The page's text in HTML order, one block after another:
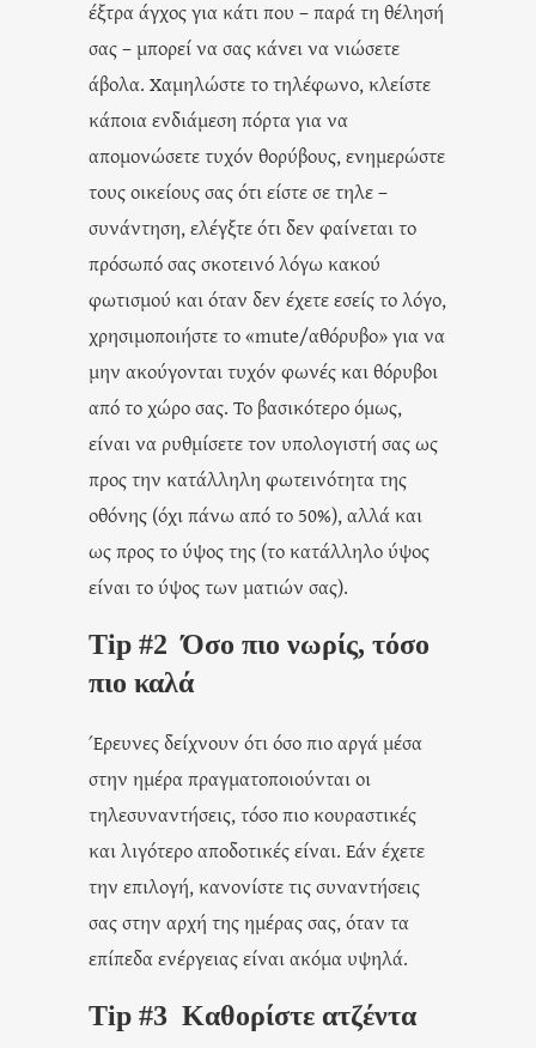
έξτρα άγχος για κάτι που – παρά τη θέλησή
σας – μπορεί να σας κάνει να νιώσετε
άβολα. Χαμηλώστε το τηλέφωνο, κλείστε
κάποια ενδιάμεση πόρτα για να
απομονώσετε τυχόν θορύβους, ενημερώστε
τους οικείους σας ότι είστε σε τηλε –
συνάντηση, ελέγξτε ότι δεν φαίνεται το
πρόσωπό σας σκοτεινό λόγω κακού
φωτισμού και όταν δεν έχετε εσείς το λόγο,
χρησιμοποιήστε το «mute/αθόρυβο» για να
μην ακούγονται τυχόν φωνές και θόρυβοι
από το χώρο σας. Το βασικότερο όμως,
είναι να ρυθμίσετε τον υπολογιστή σας ως
προς την κατάλληλη φωτεινότητα της
οθόνης (όχι πάνω από το 50%), αλλά και
ως προς το ύψος της (το κατάλληλο ύψος
είναι το ύψος των ματιών σας).
Tip #2 Όσο πιο νωρίς, τόσο
πιο καλά
Έρευνες δείχνουν ότι όσο πιο αργά μέσα
στην ημέρα πραγματοποιούνται οι
τηλεσυναντήσεις, τόσο πιο κουραστικές
και λιγότερο αποδοτικές είναι. Εάν έχετε
την επιλογή, κανονίστε τις συναντήσεις
σας στην αρχή της ημέρας σας, όταν τα
επίπεδα ενέργειας είναι ακόμα υψηλά.
Tip #3 Καθορίστε ατζέντα